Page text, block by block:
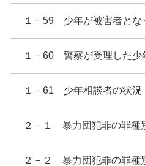
１－59 少年が被害者とな
１－60 警察が受理した少
１－61 少年相談者の状況
２－１ 暴力団犯罪の罪種
２－２ 暴力団犯罪の罪種